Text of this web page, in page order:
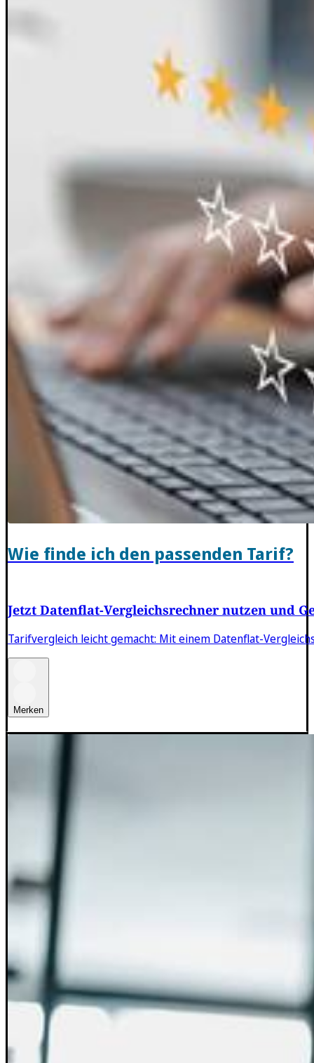
Wie finde ich den passenden Tarif?
Jetzt Datenflat-Vergleichsrechner nutzen und
Tarifvergleich leicht gemacht: Mit einem Datenflat-
Merken